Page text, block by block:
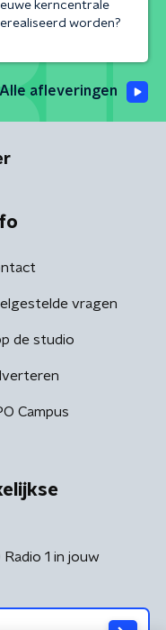
kerncentrale
worden?
Alle afleveringen
vragen
de studio
Campus
1 in jouw